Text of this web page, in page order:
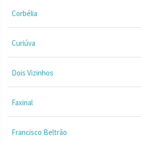
Corbélia
Curiúva
Dois Vizinhos
Faxinal
Francisco Beltrão